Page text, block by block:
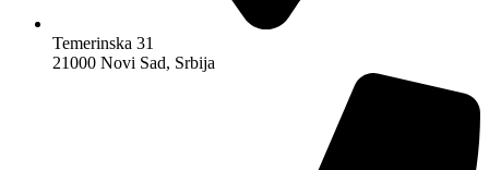
Temerinska 31
21000 Novi Sad, Srbija